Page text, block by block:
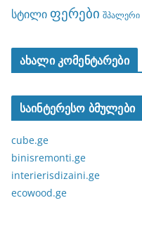
სტილი ფერები შპალერი
ახალი კომენტარები
საინტერესო ბმულები
cube.ge
binisremonti.ge
interierisdizaini.ge
ecowood.ge